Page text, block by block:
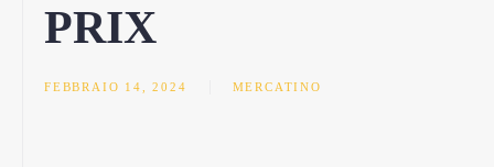
PRIX
FEBBRAIO 14, 2024 MERCATINO